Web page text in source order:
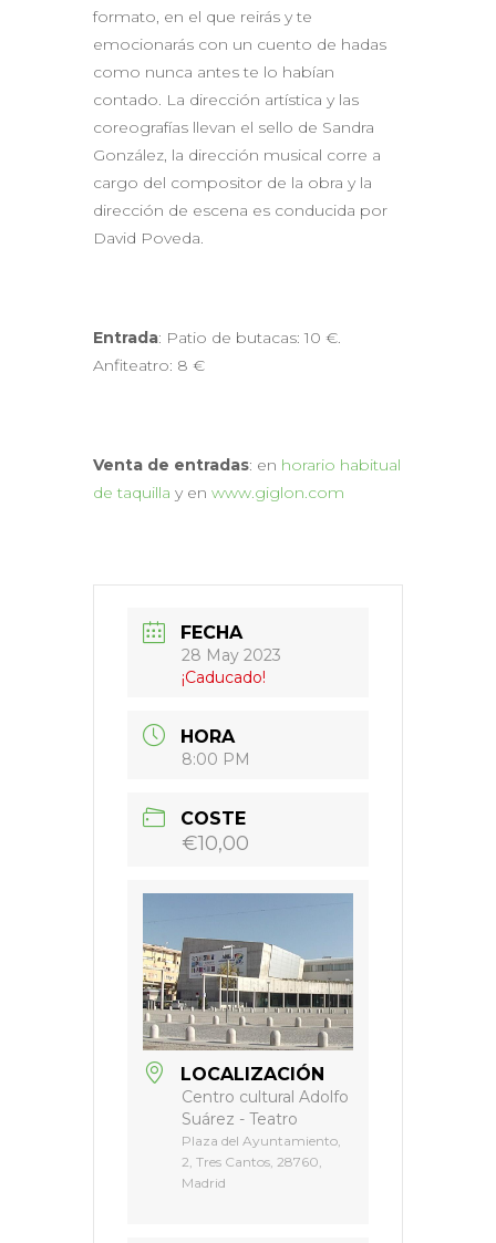
formato, en el que reirás y te
emocionarás con un cuento de hadas
como nunca antes te lo habían
contado. La dirección artística y las
coreografías llevan el sello de Sandra
González, la dirección musical corre a
cargo del compositor de la obra y la
dirección de escena es conducida por
David Poveda.
Entrada: Patio de butacas: 10 €.
Anfiteatro: 8 €
Venta de entradas: en horario habitual
de taquilla y en www.giglon.com
FECHA
28 May 2023
¡Caducado!
HORA
8:00 PM
COSTE
€10,00
LOCALIZACIÓN
Centro cultural Adolfo
Suárez - Teatro
Plaza del Ayuntamiento,
2, Tres Cantos, 28760,
Madrid